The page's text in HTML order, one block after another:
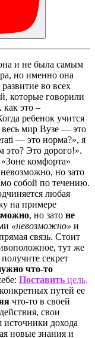
и не была самым
но именно она
во всех
которые говорили
как это –
ребенок учится
мир Вузе — это
— это норма?», я
это? Это дорого!».
комфорта»
но зато
собой по течению.
любая
на примере
, но зато не
«невозможно» и
связь. Стоит
тут же
секрет
что-то
Поставить цель,
путей ее
что-то в своей
свои
дохода
новые знания и